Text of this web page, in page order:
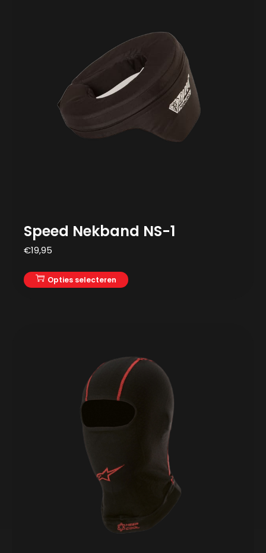
Speed Nekband NS-1
€19,95
Opties selecteren